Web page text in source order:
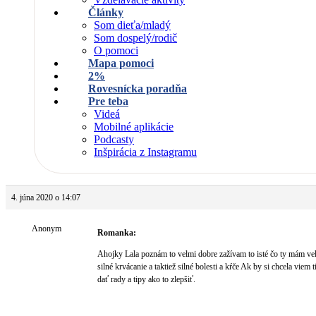
Články
Som dieťa/mladý
Som dospelý/rodič
O pomoci
Mapa pomoci
2%
Rovesnícka poradňa
Pre teba
Videá
Mobilné aplikácie
Podcasty
Inšpirácia z Instagramu
4. júna 2020 o 14:07
Anonym Romanka:
Ahojky Lala poznám to velmi dobre zažívam to isté čo ty mám
silné krvácanie a taktiež silné bolesti a kŕče Ak by si chcela viem ti
dať rady a tipy ako to zlepšiť.